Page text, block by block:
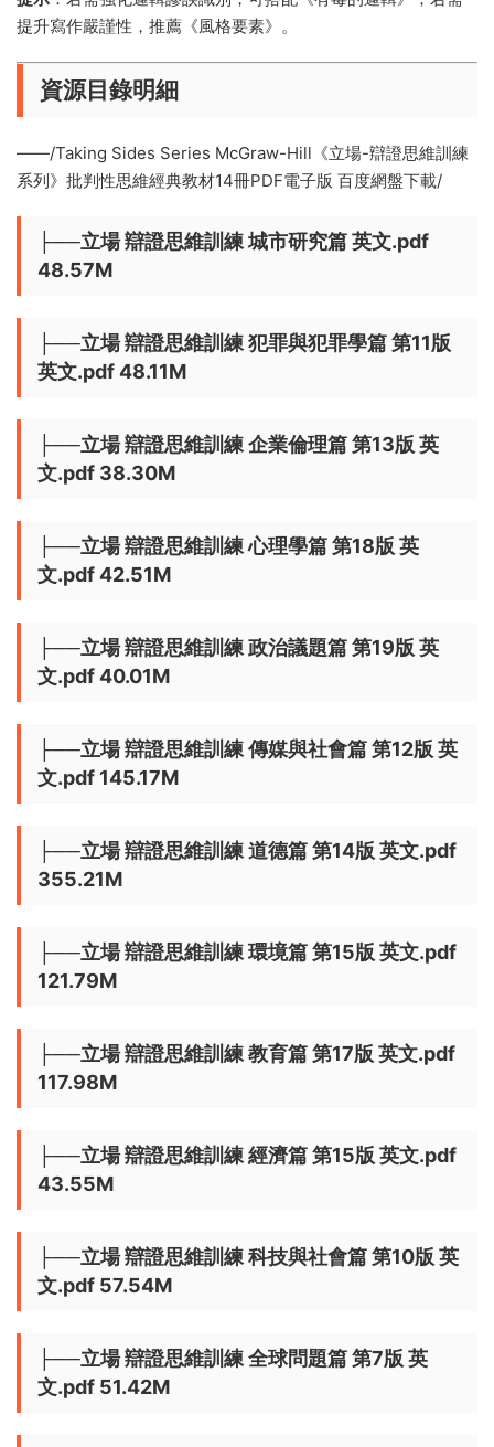
提升寫作嚴謹性，推薦《風格要素》。
資源目錄明細
——/Taking Sides Series McGraw-Hill《立場-辯證思維訓練
系列》批判性思維經典教材14冊PDF電子版 百度網盤下載/
├──立場 辯證思維訓練 城市研究篇 英文.pdf
48.57M
├──立場 辯證思維訓練 犯罪與犯罪學篇 第11版
英文.pdf 48.11M
├──立場 辯證思維訓練 企業倫理篇 第13版 英
文.pdf 38.30M
├──立場 辯證思維訓練 心理學篇 第18版 英
文.pdf 42.51M
├──立場 辯證思維訓練 政治議題篇 第19版 英
文.pdf 40.01M
├──立場 辯證思維訓練 傳媒與社會篇 第12版 英
文.pdf 145.17M
├──立場 辯證思維訓練 道德篇 第14版 英文.pdf
355.21M
├──立場 辯證思維訓練 環境篇 第15版 英文.pdf
121.79M
├──立場 辯證思維訓練 教育篇 第17版 英文.pdf
117.98M
├──立場 辯證思維訓練 經濟篇 第15版 英文.pdf
43.55M
├──立場 辯證思維訓練 科技與社會篇 第10版 英
文.pdf 57.54M
├──立場 辯證思維訓練 全球問題篇 第7版 英
文.pdf 51.42M